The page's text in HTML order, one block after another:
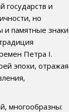
государств и
но
и памятные знаки
Петра I.
эпохи, отражая
многообразны: